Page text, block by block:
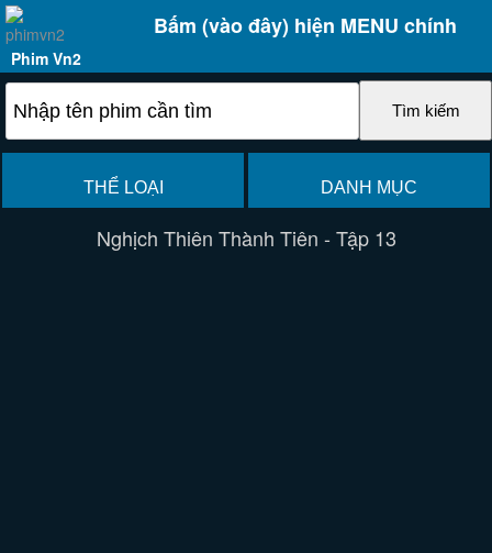
Bấm (vào đây) hiện MENU chính
Phim Vn2
THỂ LOẠI DANH MỤC
Nghịch Thiên Thành Tiên - Tập 13